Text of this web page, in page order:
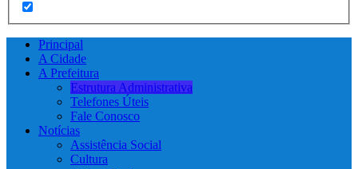
Principal
A Cidade
A Prefeitura
Estrutura Administrativa
Telefones Úteis
Fale Conosco
Notícias
Assistência Social
Cultura